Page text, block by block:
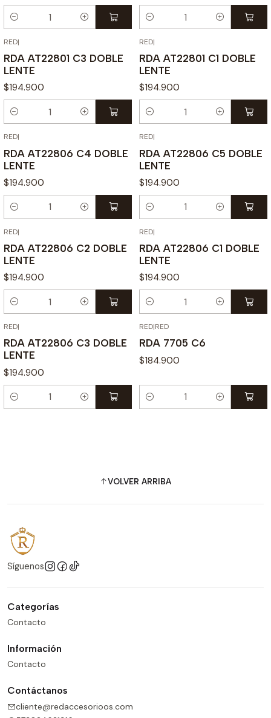
Cantidad Cantidad
RED|
RDA AT22801 C3 DOBLE
LENTE
$194.900
Cantidad
RED|
RDA AT22801 C1 DOBLE
LENTE
$194.900
Cantidad
RED|
RDA AT22806 C4 DOBLE
LENTE
$194.900
Cantidad
RED|
RDA AT22806 C5 DOBLE
LENTE
$194.900
Cantidad
RED|
RDA AT22806 C2 DOBLE
LENTE
$194.900
Cantidad
RED|
RDA AT22806 C1 DOBLE
LENTE
$194.900
Cantidad
RED|
RDA AT22806 C3 DOBLE
LENTE
$194.900
Cantidad
RED|RED
RDA 7705 C6
$184.900
Cantidad
VOLVER ARRIBA
Síguenos
Categorías
Contacto
Información
Contacto
Contáctanos
cliente@redaccesorioos.com